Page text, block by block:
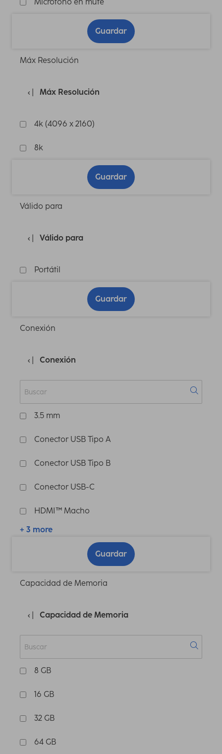
Guardar
Máx Resolución
Máx Resolución
4k (4096 x 2160)
8k
Guardar
Válido para
Válido para
Portátil
Guardar
Conexión
Conexión
3.5 mm
Conector USB Tipo A
Conector USB Tipo B
Conector USB-C
HDMI™ Macho
+ 3 more
Guardar
Capacidad de Memoria
Capacidad de Memoria
8 GB
16 GB
32 GB
64 GB